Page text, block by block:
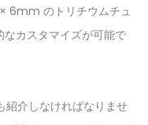
6mm のトリチウムチュ
カスタマイズが可能で
紹介しなければなりませ